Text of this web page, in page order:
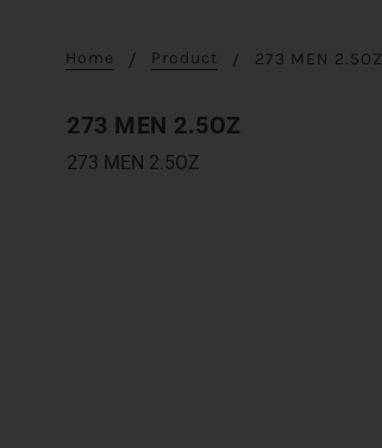
Home Product 273 MEN 2.5OZ
273 MEN 2.5OZ
273 MEN 2.5OZ